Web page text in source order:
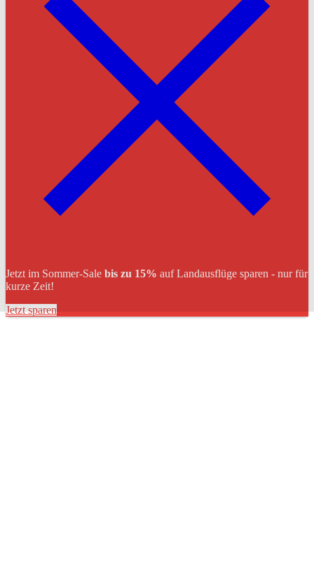
Jetzt im Sommer-Sale bis zu 15% auf Landausflüge sparen - nur für
kurze Zeit!
Jetzt sparen